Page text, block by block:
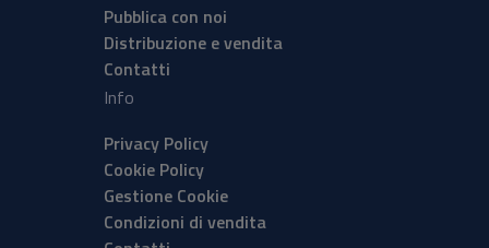
Pubblica con noi
Distribuzione e vendita
Contatti
Info
Privacy Policy
Cookie Policy
Gestione Cookie
Condizioni di vendita